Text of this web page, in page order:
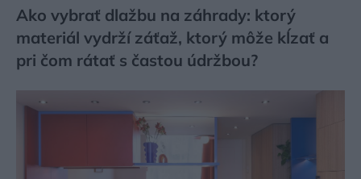
Ako vybrať dlažbu na záhrady: ktorý
materiál vydrží záťaž, ktorý môže kĺzať a
pri čom rátať s častou údržbou?